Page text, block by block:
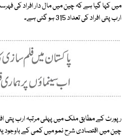
ارب پتی افراد کی تعداد 315 ہو گئی ہے۔
چین میں اقتصادی شرح نمو میں کمی کے باوجود